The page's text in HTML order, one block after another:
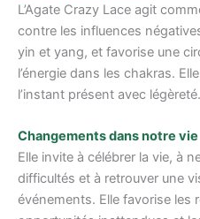
L’Agate Crazy Lace agit
contre les influences
yin et yang, et favorise une
l’énergie dans les chakras.
l’instant présent avec légèreté.
Changements dans notre vie
Elle invite à célébrer la vie, à
difficultés et à retrouver une
événements. Elle favorise les